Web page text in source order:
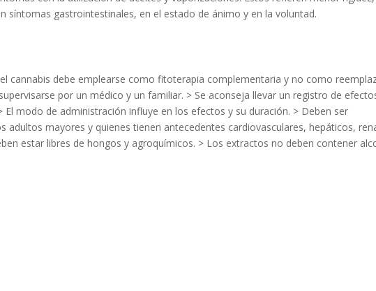
síntomas gastrointestinales, en el estado de ánimo y en la voluntad.
cannabis debe emplearse como fitoterapia complementaria y no como
por un médico y un familiar. > Se aconseja llevar un registro de
El modo de administración influye en los efectos y su duración. > Deben ser
adultos mayores y quienes tienen antecedentes cardiovasculares, hepáticos,
estar libres de hongos y agroquímicos. > Los extractos no deben contener